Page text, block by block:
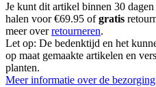
Je kunt dit artikel binnen 30
halen voor €69.95 ofgratis
meer overretourneren.
Let op: De bedenktijd en het
op maat gemaakte artikelen en
planten.
Meer informatie over de bezorging